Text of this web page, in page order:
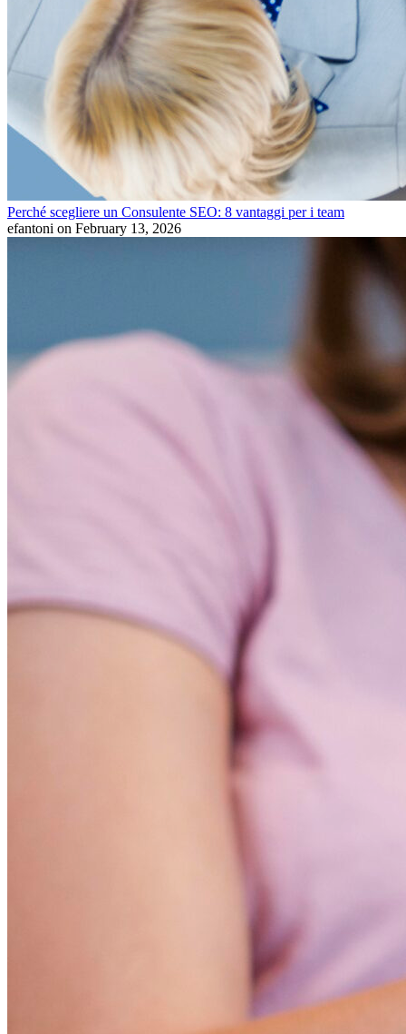
Perché scegliere un Consulente SEO: 8 vantaggi per i team
efantoni on February 13, 2026